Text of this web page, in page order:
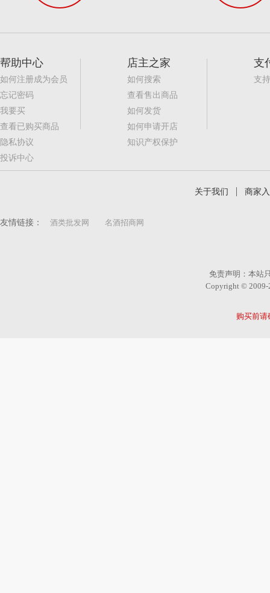
帮助中心
如何注册成为会员
忘记密码
我要买
查看已购买商品
隐私协议
投诉中心
店主之家
如何搜索
查看售出商品
如何发货
如何申请开店
知识产权保护
支
支
关于我们 商家
友情链接： 酒类批发网 名酒招商网
免责声明：本站
Copyright ©
购买前